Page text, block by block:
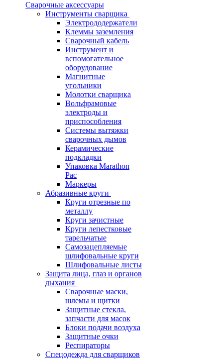
Сварочные аксессуары
Инструменты сварщика
Электрододержатели
Клеммы заземления
Сварочный кабель
Инструмент и
вспомогательное
оборудование
Магнитные
угольники
Молотки сварщика
Вольфрамовые
электроды и
приспособления
Системы вытяжки
сварочных дымов
Керамические
подкладки
Упаковка Marathon
Pac
Маркеры
Абразивные круги
Круги отрезные по
металлу
Круги зачистные
Круги лепестковые
тарельчатые
Самозацепляемые
шлифовальные круги
Шлифовальные листы
Защита лица, глаз и органов
дыхания
Сварочные маски,
шлемы и щитки
Защитные стекла,
запчасти для масок
Блоки подачи воздуха
Защитные очки
Респираторы
Спецодежда для сварщиков